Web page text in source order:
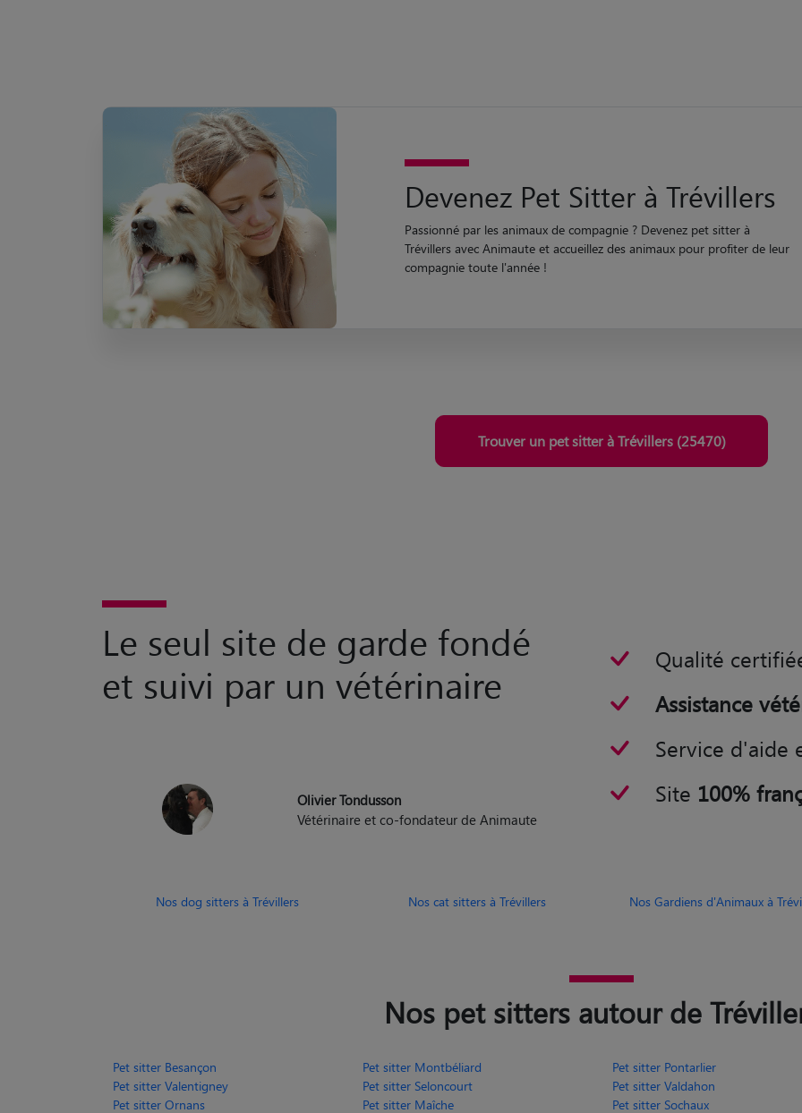
Devenez Pet Sitter à Trévillers
Passionné par les animaux de compagnie ? Devenez pet sitter à
Trévillers avec Animaute et accueillez des animaux pour profiter de leur
compagnie toute l'année !
Trouver un pet sitter à Trévillers (25470)
Le seul site de garde fondé
et suivi par un vétérinaire
Qualité
Assistance
Service d'aide
Site 100%
Olivier Tondusson
Vétérinaire et co-fondateur de Animaute
Nos dog sitters à Trévillers Nos cat sitters à Trévillers Nos Gardiens d'Animaux à
Nos pet sitters autour de
Pet sitter Besançon Pet sitter Montbéliard
Pet sitter Pontarlier
Pet sitter Valentigney
Pet sitter Seloncourt
Pet sitter Valdahon
Pet sitter Ornans
Pet sitter Maîche Pet sitter Sochaux